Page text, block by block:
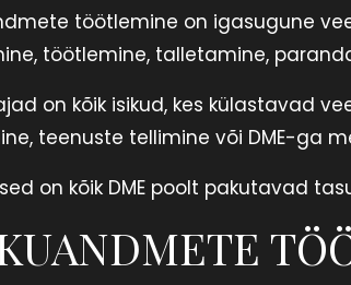
töötlemine on igasugune
töötlemine, talletamine,
on kõik isikud, kes külastavad
teenuste tellimine või DME-ga
on kõik DME poolt pakutavad